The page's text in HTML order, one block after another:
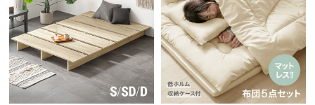
セ
ル
に
つ
い
て